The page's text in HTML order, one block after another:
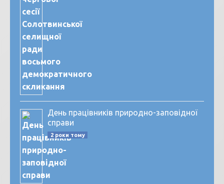
День працівників природно-заповідної
справи
2 роки тому